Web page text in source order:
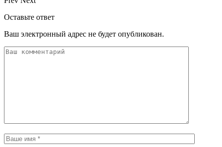
Оставьте ответ
Ваш электронный адрес не будет опубликован.